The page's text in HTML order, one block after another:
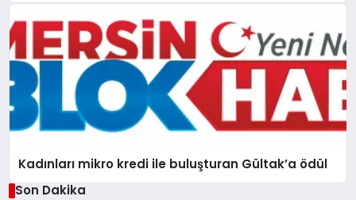
Kadınları mikro kredi ile buluşturan Gültak’a ödül
Son Dakika